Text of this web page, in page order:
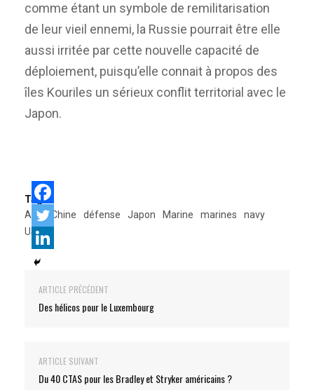
comme étant un symbole de remilitarisation
de leur vieil ennemi, la Russie pourrait être elle
aussi irritée par cette nouvelle capacité de
déploiement, puisqu’elle connait à propos des
îles Kouriles un sérieux conflit territorial avec le
Japon.
Tags:
Asie
Chine défense Japon Marine marines
navy
USMC
ARTICLE PRÉCÉDENT
Des hélicos pour le Luxembourg
ARTICLE SUIVANT
Du 40 CTAS pour les Bradley et Stryker américains ?